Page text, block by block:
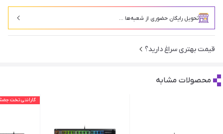
تحویل رایگان حضوری از شعبه‌ها ...
قیمت بهتری سراغ دارید؟
محصولات مشابه
گارانتی تخت